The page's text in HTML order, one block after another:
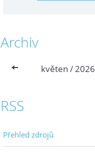
Archiv
<< květen / 2026
RSS
Přehled zdrojů